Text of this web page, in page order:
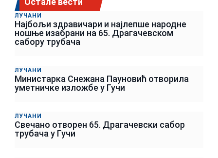
ЛУЧАНИ
Најбољи здравичари и најлепше народне
ношње изабрани на 65. Драгачевском
сабору трубача
ЛУЧАНИ
Министарка Снежана Пауновић отворила
уметничке изложбе у Гучи
ЛУЧАНИ
Свечано отворен 65. Драгачевски сабор
трубача у Гучи